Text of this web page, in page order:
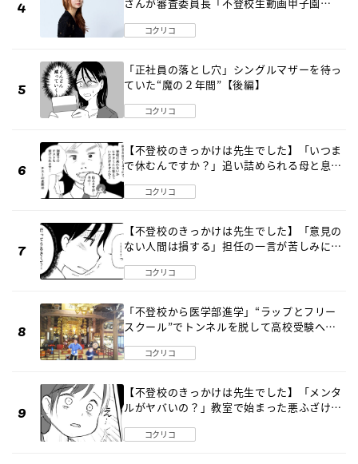
さんが審査委員長「不登校生動画甲子園
コクリコ
「正社員の落とし穴」シングルマザーを待っ
ていた“魔の２年間”【後編】
コクリコ
【不登校のきっかけは先生でした】「いつま
で休むんですか？」追い詰められる母と息子
コクリコ
【不登校のきっかけは先生でした】「意見の
ない人間は損する」担任の一言が苦しみに…
コクリコ
「不登校から医学部進学」“ラップとフリー
スクール”でトンネルを脱して高校受験へ
コクリコ
【不登校のきっかけは先生でした】「メンタ
ルがヤバいの？」教室で始まった悪ふざけ
コクリコ